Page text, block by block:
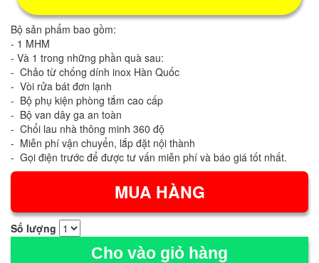
Bộ sản phẩm bao gồm:
- 1 MHM
- Và 1 trong những phần quà sau:
- Chảo từ chống dính inox Hàn Quốc
- Vòi rửa bát đơn lạnh
- Bộ phụ kiện phòng tắm cao cấp
- Bộ van dây ga an toàn
- Chổi lau nhà thông minh 360 độ
- Miễn phí vận chuyển, lắp đặt nội thành
- Gọi điện trước để được tư vấn miễn phí và báo giá tốt nhất.
Số lượng
Cho vào giỏ hàng